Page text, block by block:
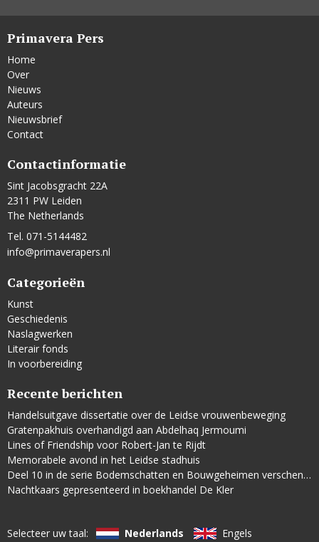
Primavera Pers
Home
Over
Nieuws
Auteurs
Nieuwsbrief
Contact
Contactinformatie
Sint Jacobsgracht 22A
2311 PW Leiden
The Netherlands
Tel. 071-5144482
info@primaverapers.nl
Categorieën
Kunst
Geschiedenis
Naslagwerken
Literair fonds
In voorbereiding
Recente berichten
Handelsuitgave dissertatie over de Leidse vrouwenbeweging
Gratenpakhuis overhandigd aan Abdelhaq Jermoumi
Lines of Friendship voor Robert-Jan te Rijdt
Memorabele avond in het Leidse stadhuis
Deel 10 in de serie Bodemschatten en Bouwgeheimen verschenen
Nachtkaars gepresenteerd in boekhandel De Kler
Selecteer uw taal: Nederlands Engels